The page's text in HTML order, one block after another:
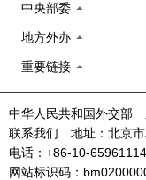
中央部委
地方外办
重要链接
中华人民共和国外交部
联系我们 地址：北京
电话：+86-10-65961114
网站标识码：